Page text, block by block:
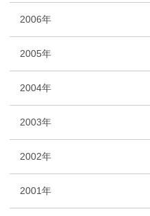
2006年
2005年
2004年
2003年
2002年
2001年